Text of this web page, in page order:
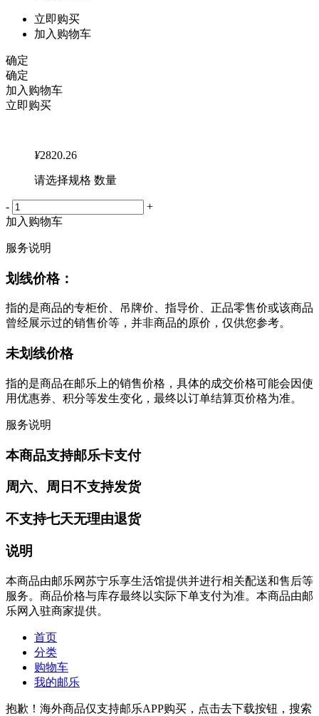
立即购买
加入购物车
确定
确定
加入购物车
立即购买
¥2820.26
请选择规格 数量
-
+
加入购物车
服务说明
划线价格：
指的是商品的专柜价、吊牌价、指导价、正品零售价或该商品
曾经展示过的销售价等，并非商品的原价，仅供您参考。
未划线价格
指的是商品在邮乐上的销售价格，具体的成交价格可能会因使
用优惠券、积分等发生变化，最终以订单结算页价格为准。
服务说明
本商品支持邮乐卡支付
周六、周日不支持发货
不支持七天无理由退货
说明
本商品由邮乐网苏宁乐享生活馆提供并进行相关配送和售后等
服务。商品价格与库存最终以实际下单支付为准。本商品由邮
乐网入驻商家提供。
首页
分类
购物车
我的邮乐
抱歉！海外商品仅支持邮乐APP购买，点击去下载按钮，搜索